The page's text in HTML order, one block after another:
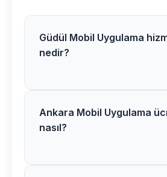
Güdül Mobil Uygulama
nedir?
Güdül bölgesindeki Mobil
projelerimiz ortalama 3-5
Ankara Mobil Uygulama
nasıl?